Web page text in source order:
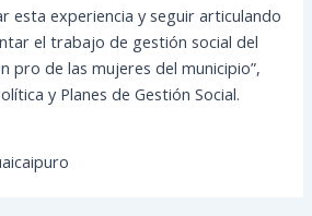
esta experiencia y seguir articulando
el trabajo de gestión social del
pro de las mujeres del municipio”,
y Planes de Gestión Social.